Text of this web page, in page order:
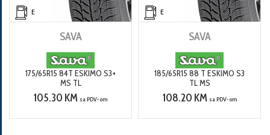
E
SAVA
175/65R15 84T ESKIMO S3+
MS TL
105.30 KM sa PDV-om
E
SAVA
185/65R15 88 T ESKIMO S3
TL MS
108.20 KM sa PDV-om